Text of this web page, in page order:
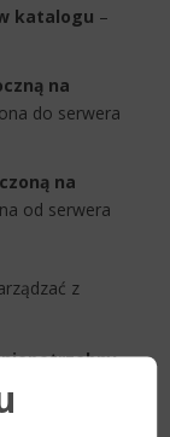
katalogu –
na
do serwera
na
od serwera
z
niepotrzebny
może